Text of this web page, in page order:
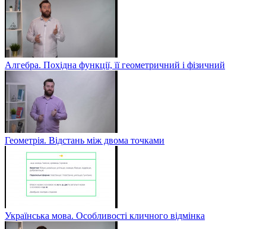
Алгебра. Похідна функції, її геометричний і фізичний
Геометрія. Відстань між двома точками
Українська мова. Особливості кличного відмінка